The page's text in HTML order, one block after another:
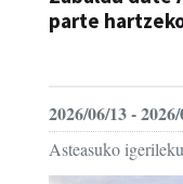
parte
2026/06/13 -
Asteasuko